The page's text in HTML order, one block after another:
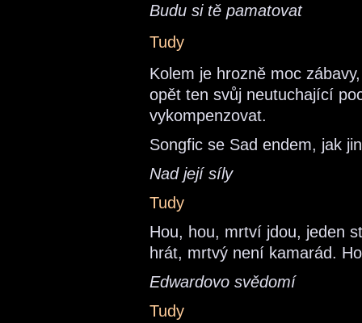
Budu si tě pamatovat
Tudy
Kolem je hrozně moc
opět ten svůj neutuchající
vykompenzovat.
Songfic se Sad endem, jak
Nad její síly
Tudy
Hou, hou, mrtví jdou, jeden
hrát, mrtvý není kamarád.
Edwardovo svědomí
Tudy